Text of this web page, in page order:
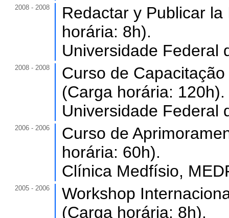
2008 - 2008
Redactar y Publicar
horária: 8h).
Universidade Federal
2008 - 2008
Curso de
(Carga horária: 120h).
Universidade Federal
2006 - 2006
Curso de
horária: 60h).
Clínica Medfísio,
2005 - 2006
Workshop
(Carga horária: 8h).